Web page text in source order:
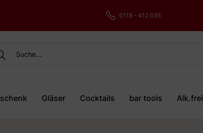
0118 - 412 035
Gläser Cocktails bar tools Alk.frei